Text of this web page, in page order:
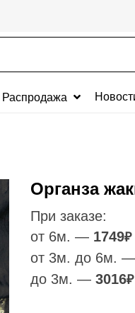
Распродажа
Органза
При заказе:
от 6м. — 1749₽
от 3м. до 6м. —
до 3м. — 3016₽